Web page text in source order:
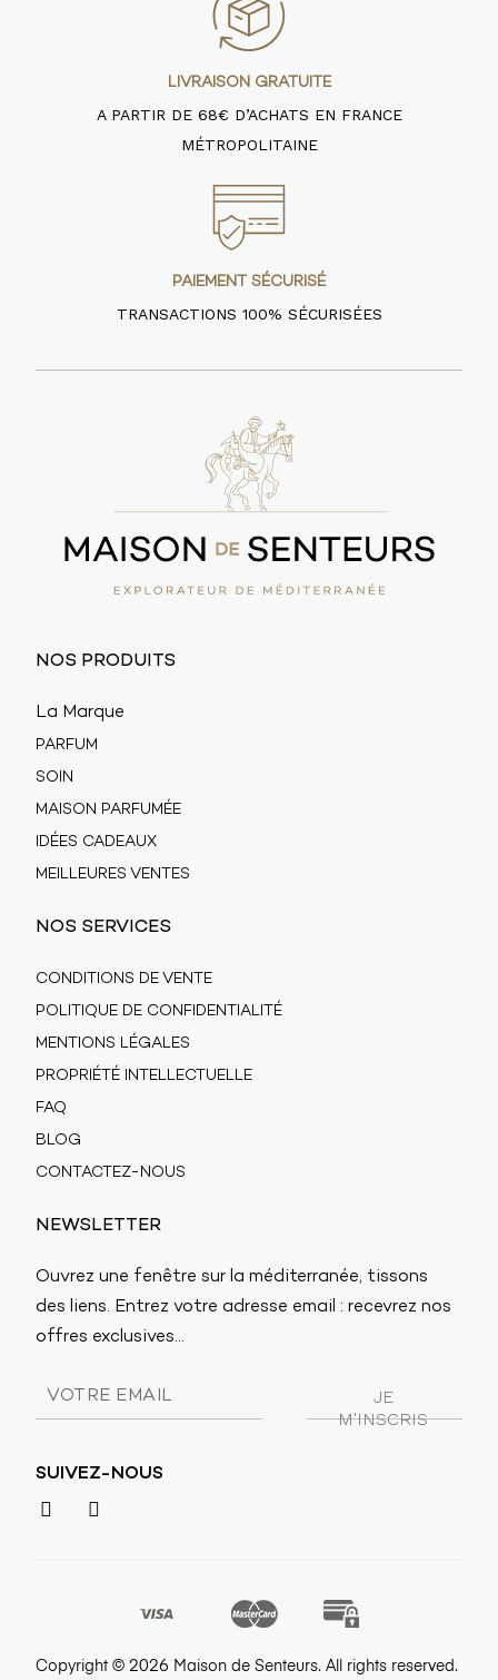
LIVRAISON GRATUITE
A PARTIR DE 68€ D’ACHATS EN FRANCE
MÉTROPOLITAINE
PAIEMENT SÉCURISÉ
TRANSACTIONS 100% SÉCURISÉES
NOS PRODUITS
La Marque
PARFUM
SOIN
MAISON PARFUMÉE
IDÉES CADEAUX
MEILLEURES VENTES
NOS SERVICES
CONDITIONS DE VENTE
POLITIQUE DE CONFIDENTIALITÉ
MENTIONS LÉGALES
PROPRIÉTÉ INTELLECTUELLE
FAQ
BLOG
CONTACTEZ-NOUS
NEWSLETTER
Ouvrez une fenêtre sur la méditerranée, tissons
des liens. Entrez votre adresse email : recevrez nos
offres exclusives...
SUIVEZ-NOUS
Copyright ©2026 Maison de Senteurs. All rights reserved.